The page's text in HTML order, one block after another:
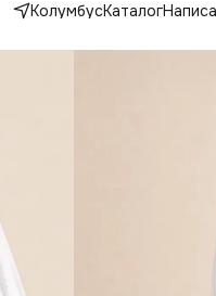
КолумбусКаталог